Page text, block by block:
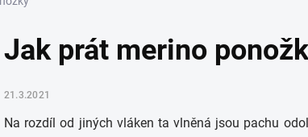
Jak prát merino
21.3.2021
Na rozdíl od jiných vláken ta vlněná jsou pachu